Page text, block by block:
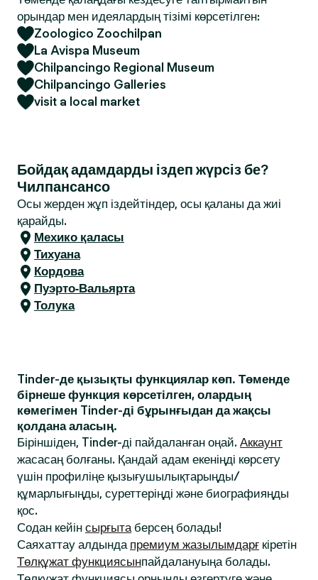
орындар мен идеялардың тізімі көрсетілген:
Zoologico Zoochilpan
La Avispa Museum
Chilpancingo Regional Museum
Chilpancingo Galleries
visit a local market
Бойдақ адамдарды іздеп жүрсіз бе?
Чилпансансо
Осы жерден жұп іздейтіндер, осы қаланы да жиі
қарайды.
Мехико қаласы
Тихуана
Кордова
Пуэрто-Вальярта
Толука
Tinder-де қызықты функциялар көп. Төменде
бірнеше функция көрсетілген, олардың
көмегімен Tinder-ді бұрынғыдан да жақсы
қолдана аласың.
Біріншіден, Tinder-ді пайдаланған оңай. Аккаунт
жасасаң болғаны. Қандай адам екеніңді көрсету
үшін профиліңе қызығушылықтарыңды/
құмарлығыңды, суреттеріңді және биографияңды
қос.
Содан кейін сырғытаберсең болады!
Саяхаттау алдында премиум жазылымдарғ кіретін
Төлқұжат функциясынпайдалануыңа болады.